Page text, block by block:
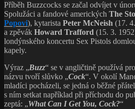
Příběh Buzzcocks se začal odvíjet v
Spolužáci a fandové amerických The
Popovi), kytarista Peter McNeish (17.
a zpěvák Howard Trafford (15. 3.
londýnského koncertu Sex Pistols
kapely.
Výraz „Buzz“ se v angličtině používá
názvu tvoří slůvko „Cock“. V okolí
mladíci pocházeli, se jedná o běžné
s ním setkat například při příchodu do
zeptá: „What Can I Get You, Cock?“